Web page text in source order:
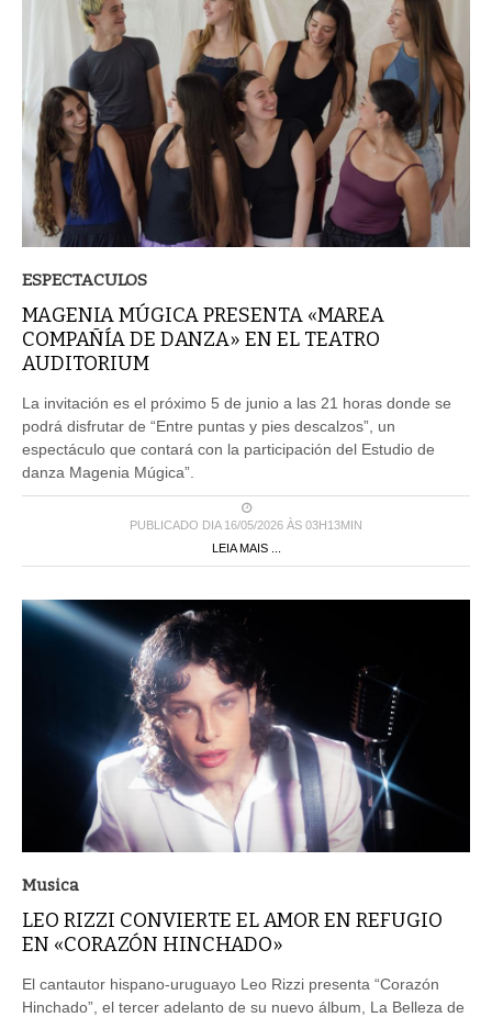
ESPECTACULOS
MAGENIA MÚGICA PRESENTA «MAREA
COMPAÑÍA DE DANZA» EN EL TEATRO
AUDITORIUM
La invitación es el próximo 5 de junio a las 21 horas donde se
podrá disfrutar de “Entre puntas y pies descalzos”, un
espectáculo que contará con la participación del Estudio de
danza Magenia Múgica”.
PUBLICADO DIA 16/05/2026 ÀS 03H13MIN
LEIA MAIS ...
Musica
LEO RIZZI CONVIERTE EL AMOR EN REFUGIO
EN «CORAZÓN HINCHADO»
El cantautor hispano-uruguayo Leo Rizzi presenta “Corazón
Hinchado”, el tercer adelanto de su nuevo álbum, La Belleza de